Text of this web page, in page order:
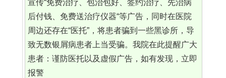
宣传“免费治疗、包治包好、签约治疗、先治病
后付钱、免费送治疗仪器“等广告，同时在医院
周边还存在“医托”，将患者骗到一些黑诊所，导
致无数银屑病患者上当受骗。我院在此提醒广大
患者：谨防医托以及虚假广告，如有发现，立即
报警